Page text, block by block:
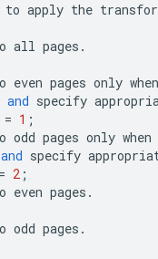
to apply the
all pages .
even pages only when
and specify
= 1 ;
odd pages only when
and specify
= 2 ;
even pages .
odd pages .